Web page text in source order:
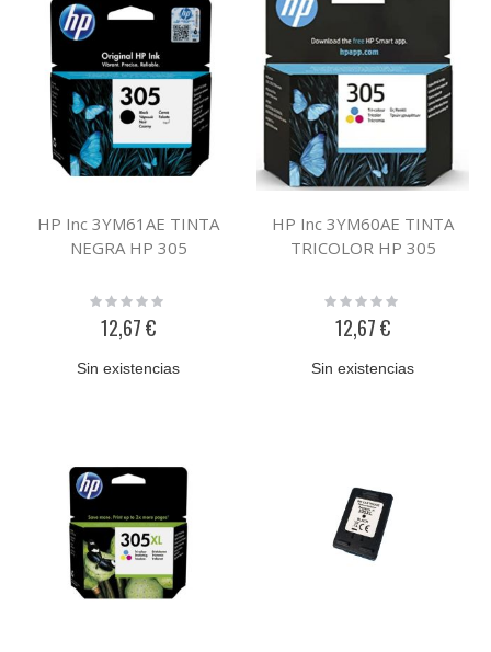
HP Inc 3YM61AE TINTA
NEGRA HP 305
Rating:
12,67 €
Sin existencias
HP Inc 3YM60AE TINTA
TRICOLOR HP 305
Rating:
12,67 €
Sin existencias